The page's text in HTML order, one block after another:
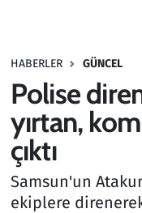
HABERLER GÜNCEL
Polise
yırtan,
çıktı
Samsun'un
ekiplere
Haber
Kültür Sanat
Kurumsal
Lezzet Durağı